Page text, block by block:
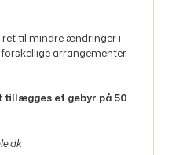
ret til mindre ændringer i
arrangementer
tillægges et gebyr på 50